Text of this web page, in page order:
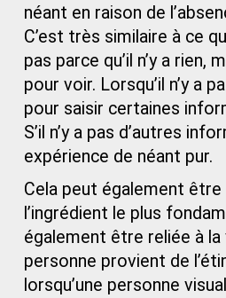
néant en raison de
C’est très similaire à ce
pas parce qu’il n’y a rien,
pour voir. Lorsqu’il n’y a
pour saisir certaines
S’il n’y a pas d’autres
expérience de néant pur.
Cela peut également
l’ingrédient le plus
également être reliée à la
personne provient de
lorsqu’une personne